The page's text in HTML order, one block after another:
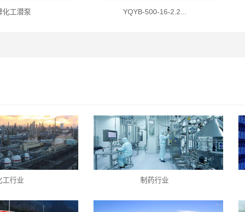
化工潜泵 YQYB-500-16-2.2...
工行业 制药行业